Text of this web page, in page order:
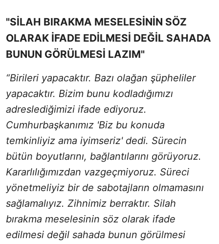
"SİLAH BIRAKMA MESELESİNİN SÖZ
OLARAK İFADE EDİLMESİ DEĞİL SAHADA
BUNUN GÖRÜLMESİ LAZIM"
“Birileri yapacaktır. Bazı olağan şüpheliler
yapacaktır. Bizim bunu kodladığımızı
adreslediğimizi ifade ediyoruz.
Cumhurbaşkanımız 'Biz bu konuda
temkinliyiz ama iyimseriz' dedi. Sürecin
bütün boyutlarını, bağlantılarını görüyoruz.
Kararlılığımızdan vazgeçmiyoruz. Süreci
yönetmeliyiz bir de sabotajların olmamasını
sağlamalıyız. Zihnimiz berraktır. Silah
bırakma meselesinin söz olarak ifade
edilmesi değil sahada bunun görülmesi